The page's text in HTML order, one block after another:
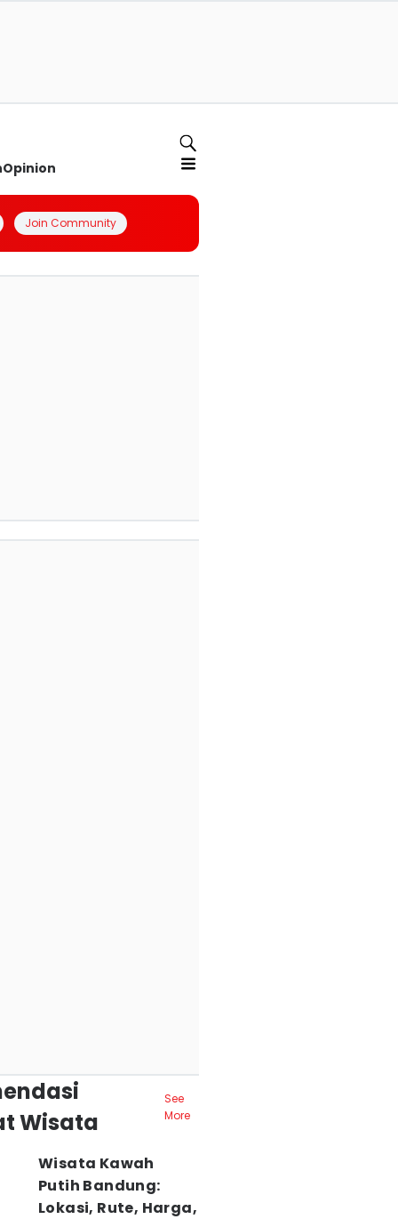
Opinion
Join Community
Wisata
See
More
Wisata Kawah
Putih Bandung:
Lokasi, Rute, Harga,